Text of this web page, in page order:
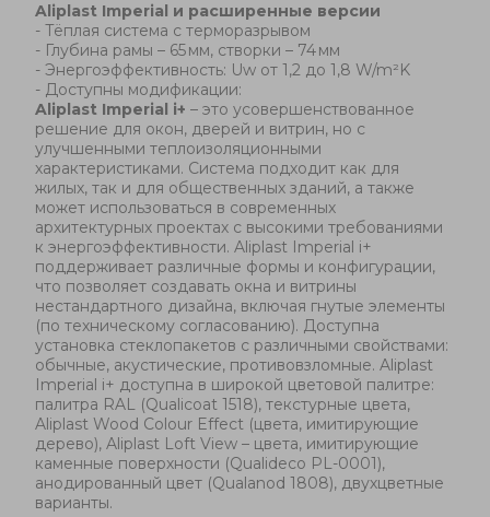
Aliplast Imperial и расширенные версии
- Тёплая система с терморазрывом
- Глубина рамы – 65 мм, створки – 74 мм
- Энергоэффективность: Uw от 1,2 до 1,8 W/m²K
- Доступны модификации:
Aliplast Imperial i+ – это усовершенствованное
решение для окон, дверей и витрин, но с
улучшенными теплоизоляционными
характеристиками. Система подходит как для
жилых, так и для общественных зданий, а также
может использоваться в современных
архитектурных проектах с высокими требованиями
к энергоэффективности. Aliplast Imperial i+
поддерживает различные формы и конфигурации,
что позволяет создавать окна и витрины
нестандартного дизайна, включая гнутые элементы
(по техническому согласованию). Доступна
установка стеклопакетов с различными свойствами:
обычные, акустические, противовзломные. Aliplast
Imperial i+ доступна в широкой цветовой палитре:
палитра RAL (Qualicoat 1518), текстурные цвета,
Aliplast Wood Colour Effect (цвета, имитирующие
дерево), Aliplast Loft View – цвета, имитирующие
каменные поверхности (Qualideco PL-0001),
анодированный цвет (Qualanod 1808), двухцветные
варианты.